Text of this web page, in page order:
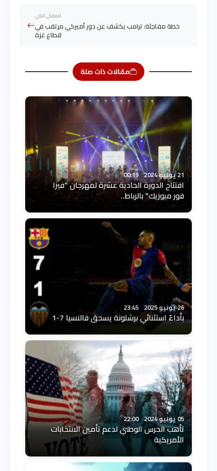
المقال التالي
خطة مفاجئة: ترامب يكشف عن دور أميركي مرتقب في
قطاع غزة
مقالات ذات صلة
21 يونيو 2024 00:19
افتتاح الدورة الحادية عشرة لمهرجان "فيزا
فور ميوزيك" بالرباط..
26 يونيو 2025 23:45
بأداءً استثنائي برشلونة يسحق فالنسيا 7-1
05 يونيو 2024 22:00
تأهب الحرس الوطني لدعم تأمين الانتخابات
الأمريكية